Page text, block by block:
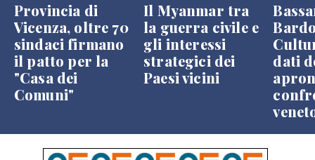
Provincia di
Vicenza, oltre 70
sindaci firmano
il patto per la
"Casa dei
Comuni"
Il Myanmar tra
la guerra civile e
gli interessi
strategici dei
Paesi vicini
dati